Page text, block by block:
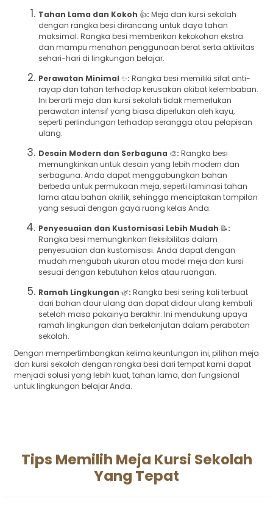
Tahan Lama dan Kokoh 👍: Meja dan kursi sekolah
dengan rangka besi dirancang untuk daya tahan
maksimal. Rangka besi memberikan kekokohan ekstra
dan mampu menahan penggunaan berat serta aktivitas
sehari-hari di lingkungan belajar.
Perawatan Minimal ✨: Rangka besi memiliki sifat anti-
rayap dan tahan terhadap kerusakan akibat kelembaban.
Ini berarti meja dan kursi sekolah tidak memerlukan
perawatan intensif yang biasa diperlukan oleh kayu,
seperti perlindungan terhadap serangga atau pelapisan
ulang.
Desain Modern dan Serbaguna 🎨: Rangka besi
memungkinkan untuk desain yang lebih modern dan
serbaguna. Anda dapat menggabungkan bahan
berbeda untuk permukaan meja, seperti laminasi tahan
lama atau bahan akrilik, sehingga menciptakan tampilan
yang sesuai dengan gaya ruang kelas Anda.
Penyesuaian dan Kustomisasi Lebih Mudah 📝:
Rangka besi memungkinkan fleksibilitas dalam
penyesuaian dan kustomisasi. Anda dapat dengan
mudah mengubah ukuran atau model meja dan kursi
sesuai dengan kebutuhan kelas atau ruangan.
Ramah Lingkungan 🌿: Rangka besi sering kali terbuat
dari bahan daur ulang dan dapat didaur ulang kembali
setelah masa pakainya berakhir. Ini mendukung upaya
ramah lingkungan dan berkelanjutan dalam perabotan
sekolah.
Dengan mempertimbangkan kelima keuntungan ini, pilihan meja
dan kursi sekolah dengan rangka besi dari tempat kami dapat
menjadi solusi yang lebih kuat, tahan lama, dan fungsional
untuk lingkungan belajar Anda.
Tips Memilih Meja Kursi Sekolah
Yang Tepat